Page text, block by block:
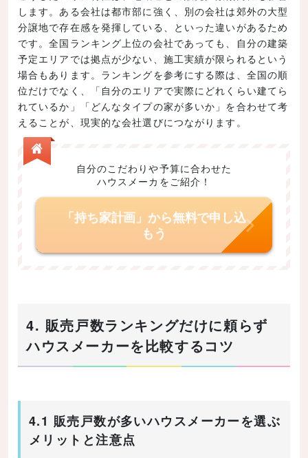
します。ある会社は都市部に強く、別の会社は郊外の大型
分譲地で存在感を発揮している、といった違いがあるため
です。全国ランキング上位の会社であっても、自分の建築
予定エリアでは拠点が少ない、施工実績が限られるという
場合もあります。ランキングを参考にする際は、全国の順
位だけでなく、「自分のエリアで実際にどれくらい建てら
れているか」「どんなタイプの家が多いか」を合わせて考
えることが、現実的な会社選びにつながります。
自分のこだわりや予算に合わせた
ハウスメーカをご紹介！
「持ち家計画」から無料で申し込
もう
4. 販売戸数ランキングだけに頼らず
ハウスメーカーを比較するコツ
4.1 販売戸数が多いハウスメーカーを選ぶ
メリットと注意点